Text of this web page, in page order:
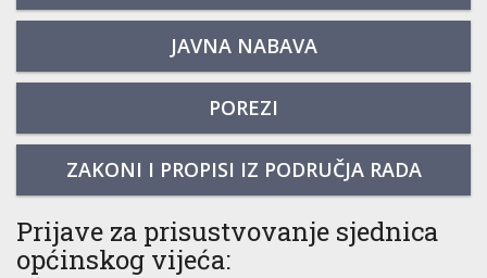
JAVNA NABAVA
POREZI
ZAKONI I PROPISI IZ PODRUČJA RADA
Prijave za prisustvovanje sjednica
općinskog vijeća: